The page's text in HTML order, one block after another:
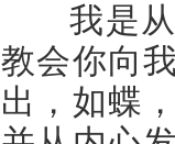
我是从
教会你向
出，如蝶